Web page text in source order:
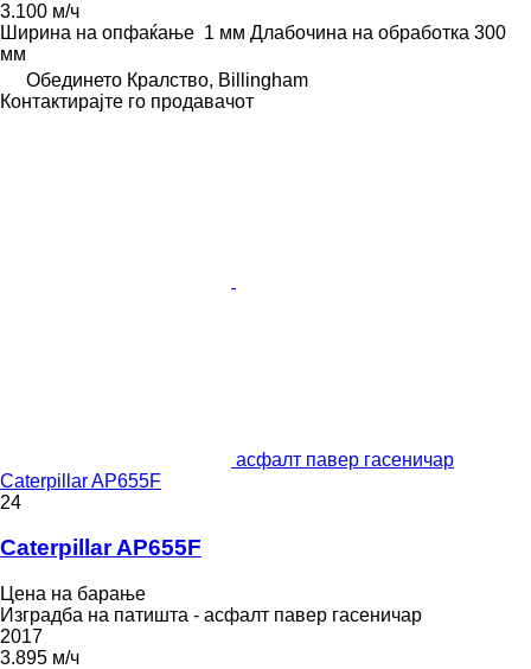
3.100 м/ч
Ширина на опфаќање 1 мм Длабочина на обработка 300
мм
Обединето Кралство, Billingham
Контактирајте го продавачот
асфалт павер гасеничар
Caterpillar AP655F
24
Caterpillar AP655F
Цена на барање
Изградба на патишта - асфалт павер гасеничар
2017
3.895 м/ч